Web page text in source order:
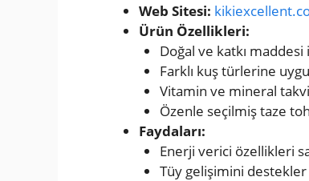
Web Sitesi:
Ürün Özellikleri:
Doğal ve katkı
Farklı kuş türlerine
Vitamin ve mineral
Özenle seçilmiş taze
Faydaları:
Enerji verici özellikleri
Tüy gelişimini destekler